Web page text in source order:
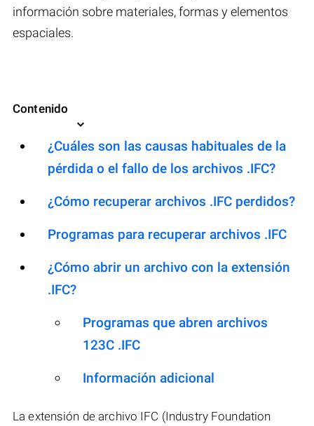
información sobre materiales, formas y elementos
espaciales.
Contenido
¿Cuáles son las causas habituales de la
pérdida o el fallo de los archivos .IFC?
¿Cómo recuperar archivos .IFC perdidos?
Programas para recuperar archivos .IFC
¿Cómo abrir un archivo con la extensión
.IFC?
Programas que abren archivos
123C .IFC
Información adicional
La extensión de archivo IFC (Industry Foundation